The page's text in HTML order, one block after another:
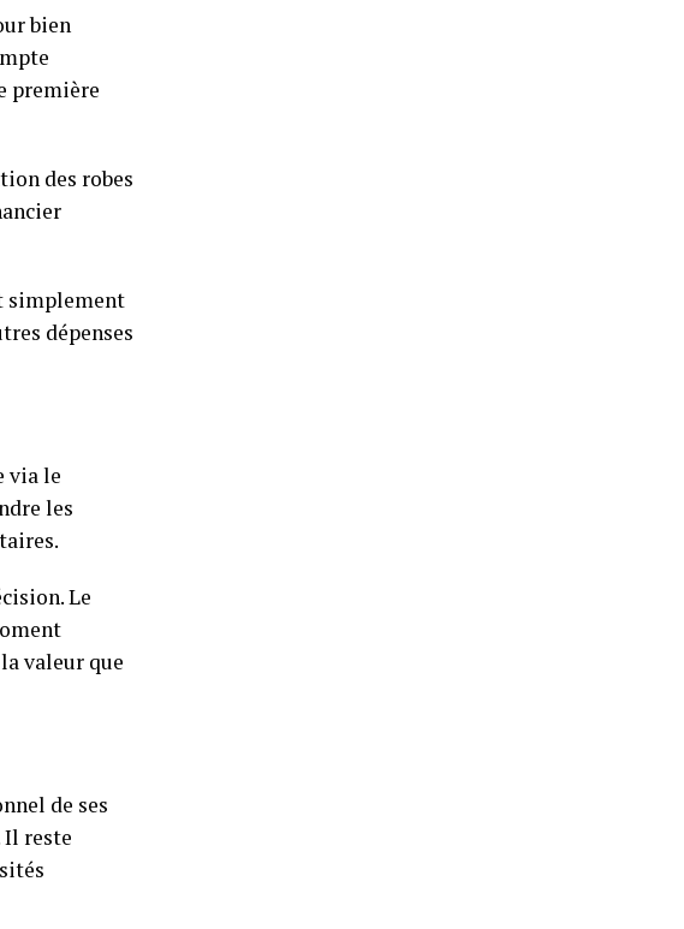
bien
première
des robes
simplement
dépenses
via le
les
Le
valeur que
de ses
Il reste